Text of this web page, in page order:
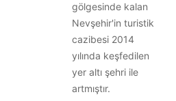
gölgesinde kalan
Nevşehir'in turistik
cazibesi 2014
yılında keşfedilen
yer altı şehri ile
artmıştır.